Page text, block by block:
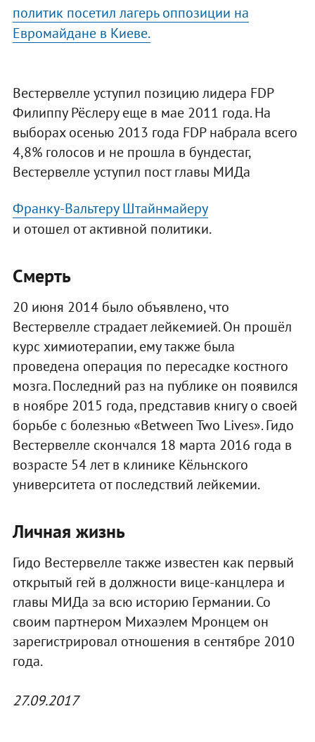
политик посетил лагерь оппозиции на
Евромайдане в Киеве.
Вестервелле уступил позицию лидера FDP
Филиппу Рёслеру еще в мае 2011 года. На
выборах осенью 2013 года FDP набрала всего
4,8% голосов и не прошла в бундестаг,
Вестервелле уступил пост главы МИДа
Франку-Вальтеру Штайнмайеру
и отошел от активной политики.
Смерть
20 июня 2014 было объявлено, что
Вестервелле страдает лейкемией. Он прошёл
курс химиотерапии, ему также была
проведена операция по пересадке костного
мозга. Последний раз на публике он появился
в ноябре 2015 года, представив книгу о своей
борьбе с болезнью «Between Two Lives». Гидо
Вестервелле скончался 18 марта 2016 года в
возрасте 54 лет в клинике Кёльнского
университета от последствий лейкемии.
Личная жизнь
Гидо Вестервелле также известен как первый
открытый гей в должности вице-канцлера и
главы МИДа за всю историю Германии. Со
своим партнером Михаэлем Мронцем он
зарегистрировал отношения в сентябре 2010
года.
27.09.2017